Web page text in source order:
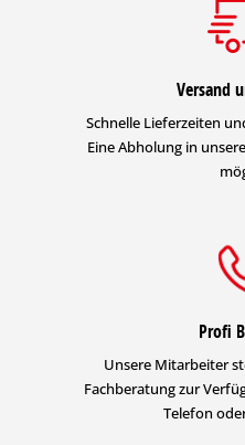
Versand
Schnelle Lieferzeiten
Eine Abholung in
Profi
Unsere Mitarbeiter
Fachberatung zur
Telefon